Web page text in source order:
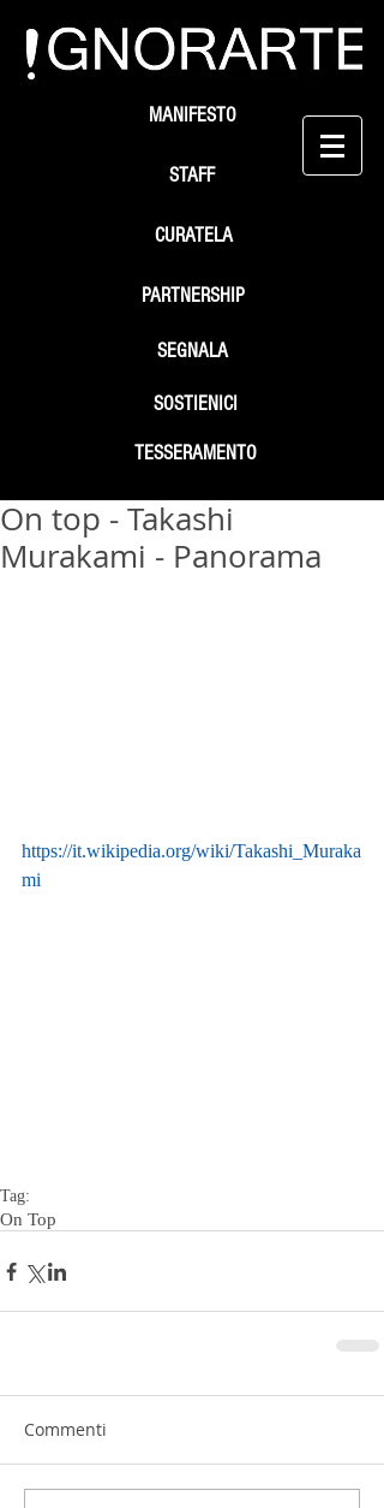
STAFF
SEGNALA
SOSTIENICI
MANIFESTO
PARTNERSHIP
TESSERAMENTO
CURATELA
On top - Takashi
Murakami - Panorama
https://it.wikipedia.org/wiki/Takashi_Muraka
mi
Tag:
On Top
Commenti